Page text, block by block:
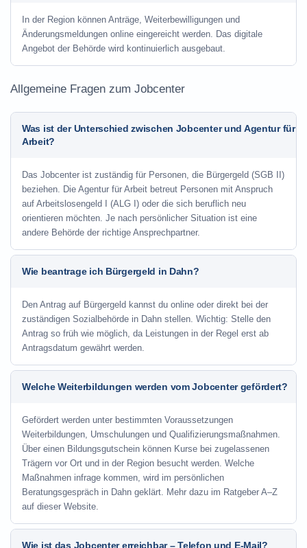
In der Region können Anträge, Weiterbewilligungen und
Änderungsmeldungen online eingereicht werden. Das digitale
Angebot der Behörde wird kontinuierlich ausgebaut.
Allgemeine Fragen zum Jobcenter
Was ist der Unterschied zwischen Jobcenter und Agentur für
Arbeit?
Das Jobcenter ist zuständig für Personen, die Bürgergeld (SGB II)
beziehen. Die Agentur für Arbeit betreut Personen mit Anspruch
auf Arbeitslosengeld I (ALG I) oder die sich beruflich neu
orientieren möchten. Je nach persönlicher Situation ist eine
andere Behörde der richtige Ansprechpartner.
Wie beantrage ich Bürgergeld in Dahn?
Den Antrag auf Bürgergeld kannst du online oder direkt bei der
zuständigen Sozialbehörde in Dahn stellen. Wichtig: Stelle den
Antrag so früh wie möglich, da Leistungen in der Regel erst ab
Antragsdatum gewährt werden.
Welche Weiterbildungen werden vom Jobcenter gefördert?
Gefördert werden unter bestimmten Voraussetzungen
Weiterbildungen, Umschulungen und Qualifizierungsmaßnahmen.
Über einen Bildungsgutschein können Kurse bei zugelassenen
Trägern vor Ort und in der Region besucht werden. Welche
Maßnahmen infrage kommen, wird im persönlichen
Beratungsgespräch in Dahn geklärt. Mehr dazu im Ratgeber A–Z
auf dieser Website.
Wie ist das Jobcenter erreichbar – Telefon und E-Mail?